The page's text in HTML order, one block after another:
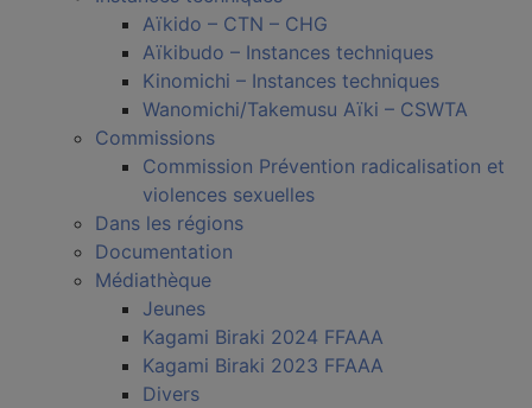
Aïkido – CTN – CHG
Aïkibudo – Instances techniques
Kinomichi – Instances techniques
Wanomichi/Takemusu Aïki – CSWTA
Commissions
Commission Prévention radicalisation et
violences sexuelles
Dans les régions
Documentation
Médiathèque
Jeunes
Kagami Biraki 2024 FFAAA
Kagami Biraki 2023 FFAAA
Divers